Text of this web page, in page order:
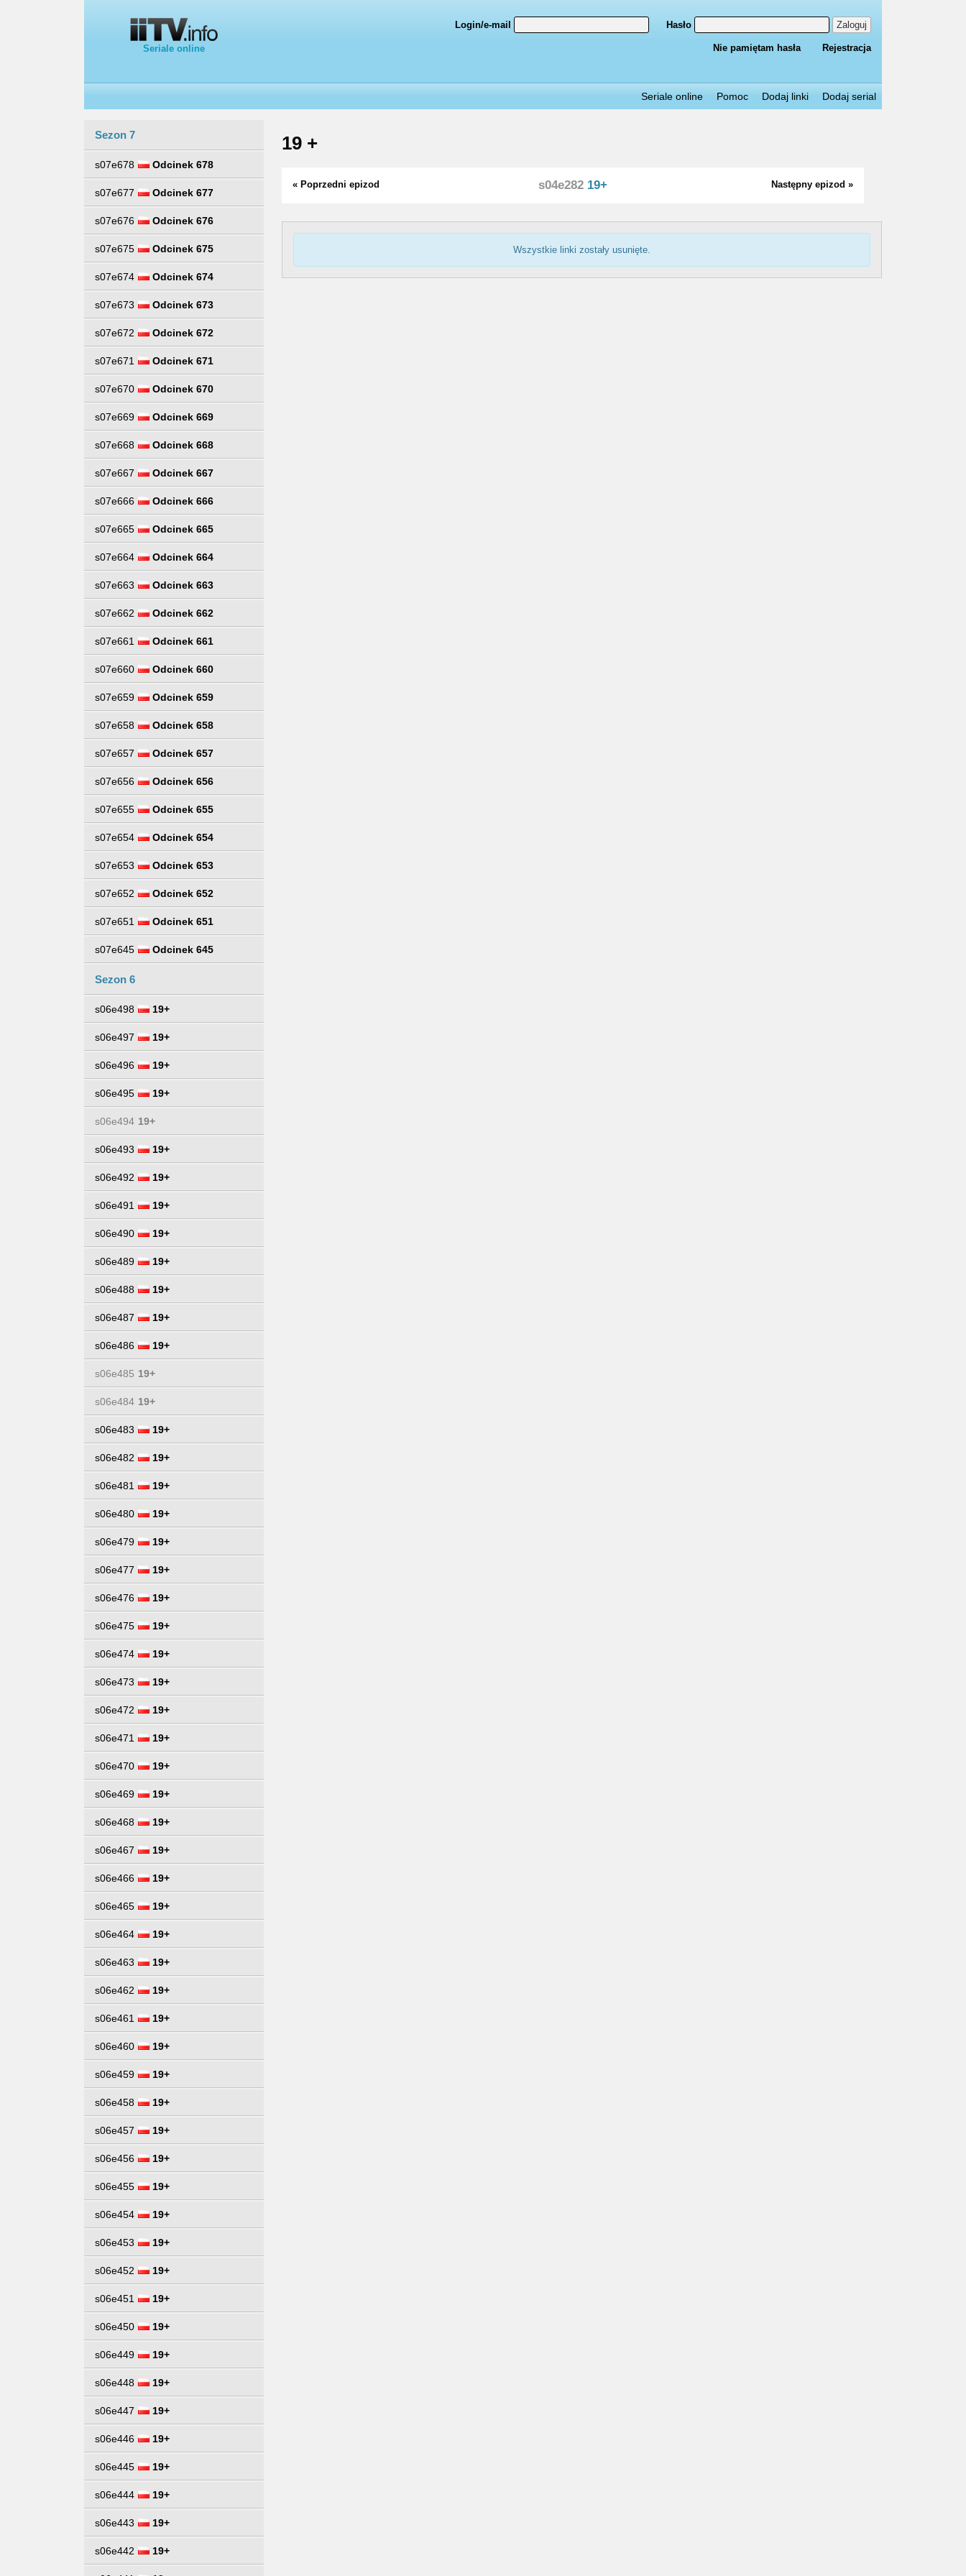
Seriale online
Login/e-mail Hasło Zaloguj
Nie pamiętam hasła Rejestracja
Seriale online Pomoc Dodaj linki Dodaj serial
Sezon 7
s07e678 Odcinek 678
s07e677 Odcinek 677
s07e676 Odcinek 676
s07e675 Odcinek 675
s07e674 Odcinek 674
s07e673 Odcinek 673
s07e672 Odcinek 672
s07e671 Odcinek 671
s07e670 Odcinek 670
s07e669 Odcinek 669
s07e668 Odcinek 668
s07e667 Odcinek 667
s07e666 Odcinek 666
s07e665 Odcinek 665
s07e664 Odcinek 664
s07e663 Odcinek 663
s07e662 Odcinek 662
s07e661 Odcinek 661
s07e660 Odcinek 660
s07e659 Odcinek 659
s07e658 Odcinek 658
s07e657 Odcinek 657
s07e656 Odcinek 656
s07e655 Odcinek 655
s07e654 Odcinek 654
s07e653 Odcinek 653
s07e652 Odcinek 652
s07e651 Odcinek 651
s07e645 Odcinek 645
Sezon 6
s06e498 19+
s06e497 19+
s06e496 19+
s06e495 19+
s06e494 19+
s06e493 19+
s06e492 19+
s06e491 19+
s06e490 19+
s06e489 19+
s06e488 19+
s06e487 19+
s06e486 19+
s06e485 19+
s06e484 19+
s06e483 19+
s06e482 19+
s06e481 19+
s06e480 19+
s06e479 19+
s06e477 19+
s06e476 19+
s06e475 19+
s06e474 19+
s06e473 19+
s06e472 19+
s06e471 19+
s06e470 19+
s06e469 19+
s06e468 19+
s06e467 19+
s06e466 19+
s06e465 19+
s06e464 19+
s06e463 19+
s06e462 19+
s06e461 19+
s06e460 19+
s06e459 19+
s06e458 19+
s06e457 19+
s06e456 19+
s06e455 19+
s06e454 19+
s06e453 19+
s06e452 19+
s06e451 19+
s06e450 19+
s06e449 19+
s06e448 19+
s06e447 19+
s06e446 19+
s06e445 19+
s06e444 19+
s06e443 19+
s06e442 19+
19 +
« Poprzedni epizod Następny epizod »
s04e282 19+
Wszystkie linki zostały usunięte.